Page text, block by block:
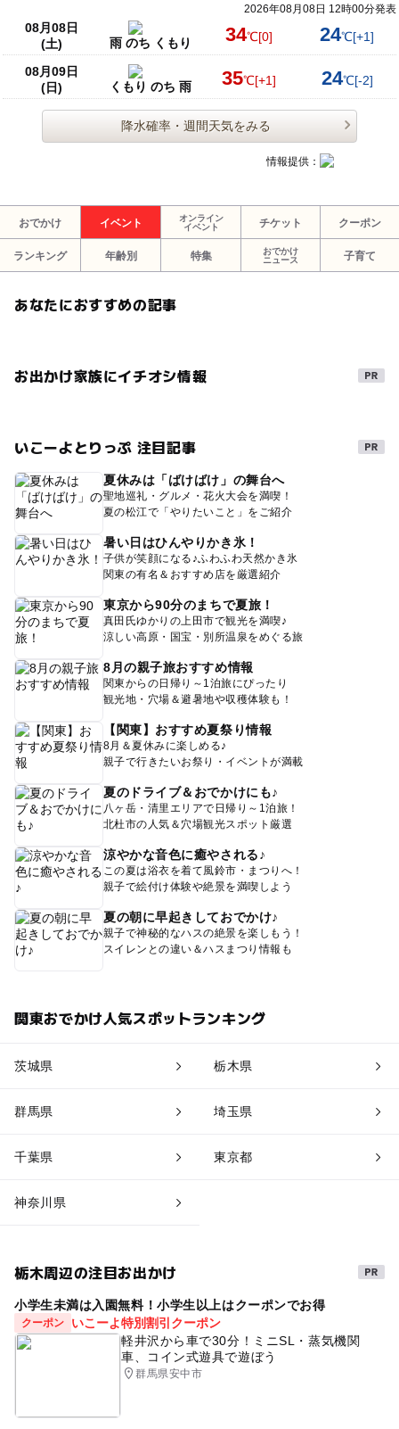
2026年08月08日 12時00分発表
08月08日
(土)
雨 のち くもり 34℃[0] 24℃[+1]
08月09日
(日)
くもり のち 雨 35℃[+1] 24℃[-2]
降水確率・週間天気をみる
情報提供：
おでかけ イベント
オンライン
イベント
チケット クーポン
ランキング 年齢別 特集
おでかけ
ニュース
子育て
あなたにおすすめの記事
お出かけ家族にイチオシ情報
いこーよとりっぷ 注目記事
夏休みは「ばけばけ」の舞台へ
聖地巡礼・グルメ・花火大会を満喫！
夏の松江で「やりたいこと」をご紹介
暑い日はひんやりかき氷！
子供が笑顔になる♪ふわふわ天然かき氷
関東の有名＆おすすめ店を厳選紹介
東京から90分のまちで夏旅！
真田氏ゆかりの上田市で観光を満喫♪
涼しい高原・国宝・別所温泉をめぐる旅
8月の親子旅おすすめ情報
関東からの日帰り～1泊旅にぴったり
観光地・穴場＆避暑地や収穫体験も！
【関東】おすすめ夏祭り情報
8月＆夏休みに楽しめる♪
親子で行きたいお祭り・イベントが満載
夏のドライブ＆おでかけにも♪
八ヶ岳・清里エリアで日帰り～1泊旅！
北杜市の人気＆穴場観光スポット厳選
涼やかな音色に癒やされる♪
この夏は浴衣を着て風鈴市・まつりへ！
親子で絵付け体験や絶景を満喫しよう
夏の朝に早起きしておでかけ♪
親子で神秘的なハスの絶景を楽しもう！
スイレンとの違い＆ハスまつり情報も
関東おでかけ人気スポットランキング
茨城県 栃木県
群馬県 埼玉県
千葉県 東京都
神奈川県
栃木周辺の注目お出かけ
小学生未満は入園無料！小学生以上はクーポンでお得
クーポン
いこーよ特別割引クーポン
軽井沢から車で30分！ミニSL・蒸気機関
車、コイン式遊具で遊ぼう
群馬県安中市